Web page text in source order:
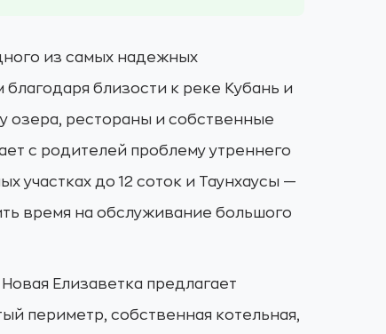
из самых надежных
близости к реке Кубань и
озера, рестораны и собственные
с родителей проблему утреннего
участках до 12 соток и Таунхаусы —
время на обслуживание большого
Елизаветка предлагает
периметр, собственная котельная,